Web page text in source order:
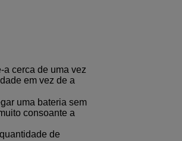
a cerca de uma vez
em vez de a
uma bateria sem
consoante a
de